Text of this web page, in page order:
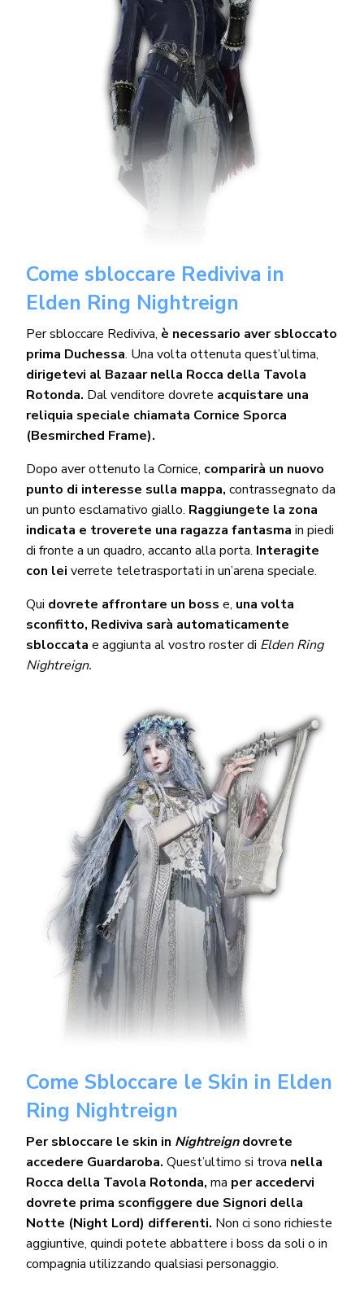
Come sbloccare Rediviva in
Elden Ring Nightreign
Per sbloccare Rediviva, è necessario aver sbloccato
prima Duchessa. Una volta ottenuta quest’ultima,
dirigetevi al Bazaar nella Rocca della Tavola
Rotonda. Dal venditore dovrete acquistare una
reliquia speciale chiamata Cornice Sporca
(Besmirched Frame).
Dopo aver ottenuto la Cornice, comparirà un nuovo
punto di interesse sulla mappa, contrassegnato da
un punto esclamativo giallo. Raggiungete la zona
indicata e troverete una ragazza fantasma in piedi
di fronte a un quadro, accanto alla porta. Interagite
con lei verrete teletrasportati in un’arena speciale.
Qui dovrete affrontare un boss e, una volta
sconfitto, Rediviva sarà automaticamente
sbloccata e aggiunta al vostro roster di Elden Ring
Nightreign.
Come Sbloccare le Skin in Elden
Ring Nightreign
Per sbloccare le skin in Nightreigndovrete
accedere Guardaroba. Quest’ultimo si trova nella
Rocca della Tavola Rotonda, ma per accedervi
dovrete prima sconfiggere due Signori della
Notte (Night Lord) differenti. Non ci sono richieste
aggiuntive, quindi potete abbattere i boss da soli o in
compagnia utilizzando qualsiasi personaggio.